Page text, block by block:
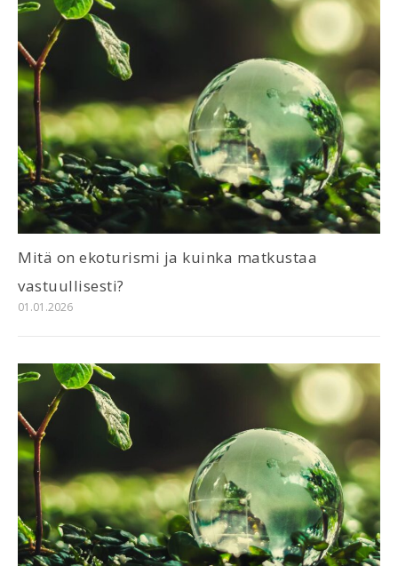
Mitä on ekoturismi ja kuinka matkustaa
vastuullisesti?
01.01.2026